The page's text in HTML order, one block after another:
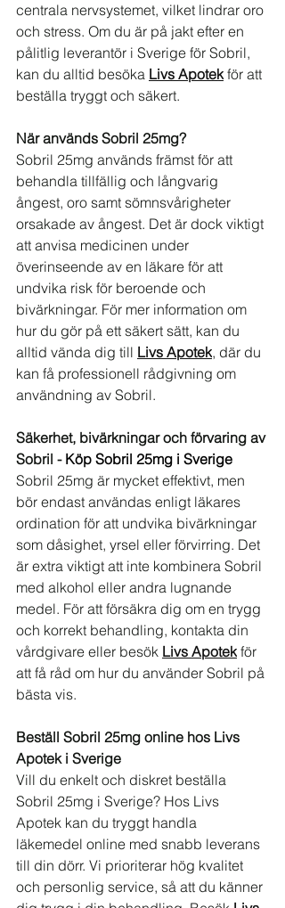
centrala nervsystemet, vilket lindrar oro
och stress. Om du är på jakt efter en
pålitlig leverantör i Sverige för Sobril,
kan du alltid besöka Livs Apotek för att
beställa tryggt och säkert.
När används Sobril 25mg?
Sobril 25mg används främst för att
behandla tillfällig och långvarig
ångest, oro samt sömnsvårigheter
orsakade av ångest. Det är dock viktigt
att anvisa medicinen under
överinseende av en läkare för att
undvika risk för beroende och
bivärkningar. För mer information om
hur du gör på ett säkert sätt, kan du
alltid vända dig till Livs Apotek, där du
kan få professionell rådgivning om
användning av Sobril.
Säkerhet, bivärkningar och förvaring av
Sobril - Köp Sobril 25mg i Sverige
Sobril 25mg är mycket effektivt, men
bör endast användas enligt läkares
ordination för att undvika bivärkningar
som dåsighet, yrsel eller förvirring. Det
är extra viktigt att inte kombinera Sobril
med alkohol eller andra lugnande
medel. För att försäkra dig om en trygg
och korrekt behandling, kontakta din
vårdgivare eller besök Livs Apotek för
att få råd om hur du använder Sobril på
bästa vis.
Beställ Sobril 25mg online hos Livs
Apotek i Sverige
Vill du enkelt och diskret beställa
Sobril 25mg i Sverige? Hos Livs
Apotek kan du tryggt handla
läkemedel online med snabb leverans
till din dörr. Vi prioriterar hög kvalitet
och personlig service, så att du känner